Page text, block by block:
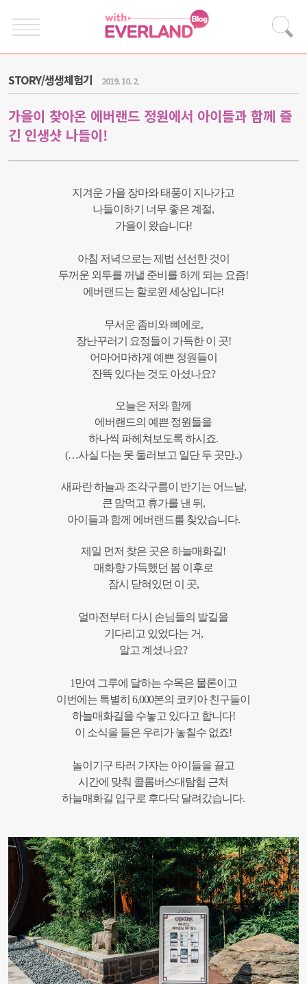
STORY/생생체험기 2019. 10. 2.
가을이 찾아온 에버랜드 정원에서 아이들과 함께 즐
긴 인생샷 나들이!
지겨운 가을 장마와 태풍이 지나가고
나들이하기 너무 좋은 계절,
가을이 왔습니다!
아침 저녁으로는 제법 선선한 것이
두꺼운 외투를 꺼낼 준비를 하게 되는 요즘!
에버랜드는 할로윈 세상입니다!
무서운 좀비와 삐에로,
장난꾸러기 요정들이 가득한 이 곳!
어마어마하게 예쁜 정원들이
잔뜩 있다는 것도 아셨나요?
오늘은 저와 함께
에버랜드의 예쁜 정원들을
하나씩 파헤쳐보도록 하시죠.
(…사실 다는 못 둘러보고 일단 두 곳만..)
새파란 하늘과 조각구름이 반기는 어느날,
큰 맘먹고 휴가를 낸 뒤,
아이들과 함께 에버랜드를 찾았습니다.
제일 먼저 찾은 곳은 하늘매화길!
매화향 가득했던 봄 이후로
잠시 닫혀있던 이 곳,
얼마전부터 다시 손님들의 발길을
기다리고 있었다는 거,
알고 계셨나요?
1만여 그루에 달하는 수목은 물론이고
이번에는 특별히 6,000본의 코키아 친구들이
하늘매화길을 수놓고 있다고 합니다!
이 소식을 들은 우리가 놓칠수 없죠!
놀이기구 타러 가자는 아이들을 끌고
시간에 맞춰 콜롬버스대탐험 근처
하늘매화길 입구로 후다닥 달려갔습니다.